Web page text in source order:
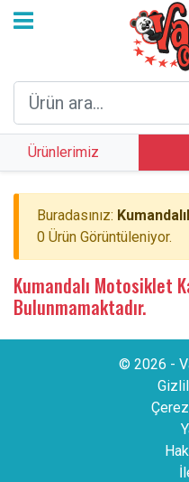
Ürünlerimiz
Buradasınız:
0 Ürün Görüntüleniyor.
Kumandalı Motosiklet
Bulunmamaktadır.
© 2026 -